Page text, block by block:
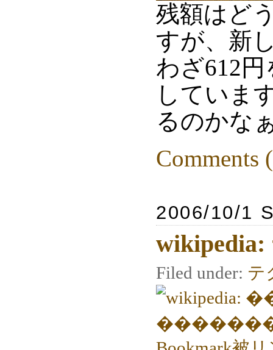
残額はど
すが、新
わざ612
していま
るのかな
Comments
2006/10/1
wikipedia:
Filed under: テ